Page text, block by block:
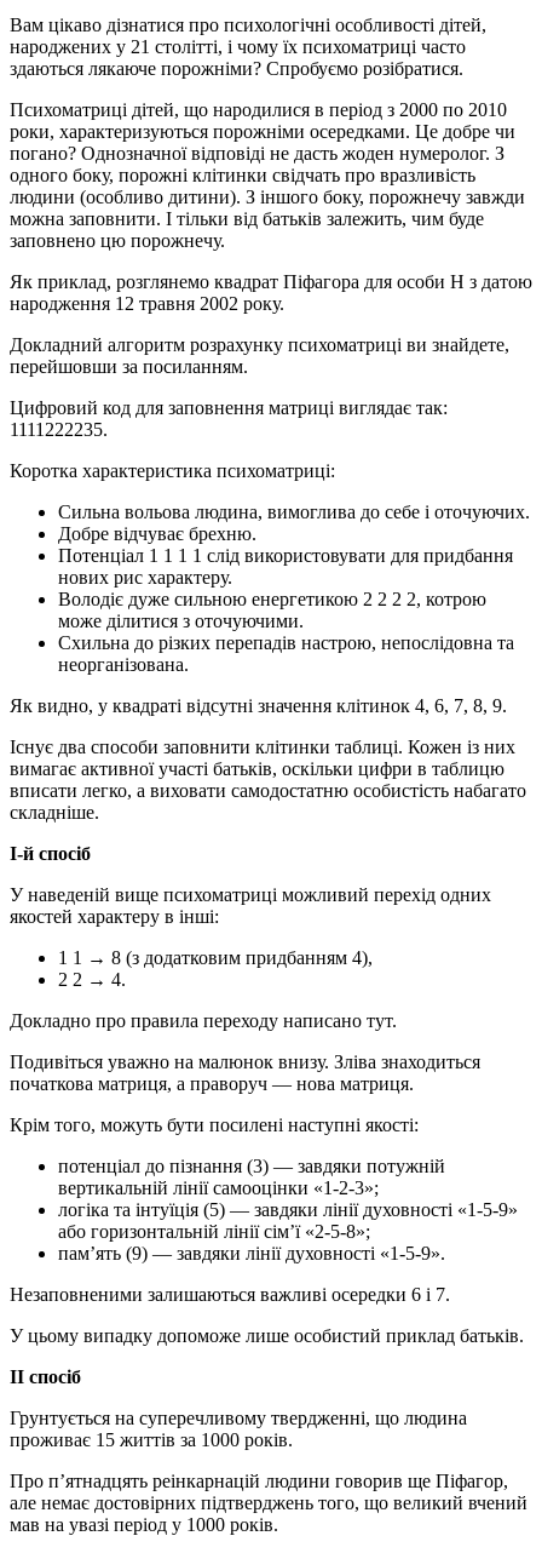
Вам цікаво дізнатися про психологічні особливості дітей,
народжених у 21 столітті, і чому їх психоматриці часто
здаються лякаюче порожніми? Спробуємо розібратися.
Психоматриці дітей, що народилися в період з 2000 по 2010
роки, характеризуються порожніми осередками. Це добре чи
погано? Однозначної відповіді не дасть жоден нумеролог. З
одного боку, порожні клітинки свідчать про вразливість
людини (особливо дитини). З іншого боку, порожнечу завжди
можна заповнити. І тільки від батьків залежить, чим буде
заповнено цю порожнечу.
Як приклад, розглянемо квадрат Піфагора для особи Н з датою
народження 12 травня 2002 року.
Докладний алгоритм розрахунку психоматриці ви знайдете,
перейшовши за посиланням.
Цифровий код для заповнення матриці виглядає так:
1111222235.
Коротка характеристика психоматриці:
Сильна вольова людина, вимоглива до себе і оточуючих.
Добре відчуває брехню.
Потенціал 1 1 1 1 слід використовувати для придбання
нових рис характеру.
Володіє дуже сильною енергетикою 2 2 2 2, котрою
може ділитися з оточуючими.
Схильна до різких перепадів настрою, непослідовна та
неорганізована.
Як видно, у квадраті відсутні значення клітинок 4, 6, 7, 8, 9.
Існує два способи заповнити клітинки таблиці. Кожен із них
вимагає активної участі батьків, оскільки цифри в таблицю
вписати легко, а виховати самодостатню особистість набагато
складніше.
I-й спосіб
У наведеній вище психоматриці можливий перехід одних
якостей характеру в інші:
1 1 → 8 (з додатковим придбанням 4),
2 2 → 4.
Докладно про правила переходу написано тут.
Подивіться уважно на малюнок внизу. Зліва знаходиться
початкова матриця, а праворуч — нова матриця.
Крім того, можуть бути посилені наступні якості:
потенціал до пізнання (3) — завдяки потужній
вертикальній лінії самооцінки «1-2-3»;
логіка та інтуїція (5) — завдяки лінії духовності «1-5-9»
або горизонтальній лінії сім’ї «2-5-8»;
пам’ять (9) — завдяки лінії духовності «1-5-9».
Незаповненими залишаються важливі осередки 6 і 7.
У цьому випадку допоможе лише особистий приклад батьків.
II спосіб
Грунтується на суперечливому твердженні, що людина
проживає 15 життів за 1000 років.
Про п’ятнадцять реінкарнацій людини говорив ще Піфагор,
але немає достовірних підтверджень того, що великий вчений
мав на увазі період у 1000 років.